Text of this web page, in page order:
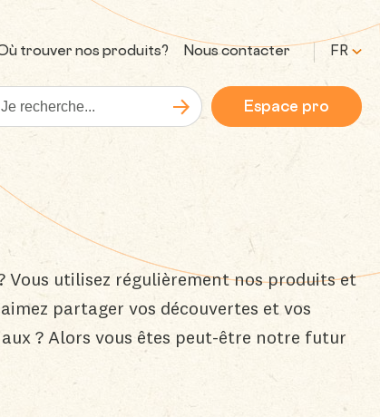
trouver nos produits? Nous contacter FR
Lancer la rechercheEspace pro
Vous utilisez régulièrement nos produits et
partager vos découvertes et vos
? Alors vous êtes peut-être notre futur